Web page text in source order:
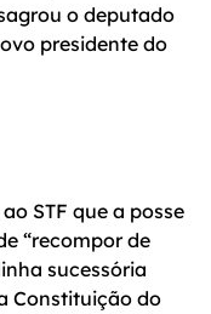
o deputado
presidente do
STF que a posse
“recompor de
sucessória
Constituição do